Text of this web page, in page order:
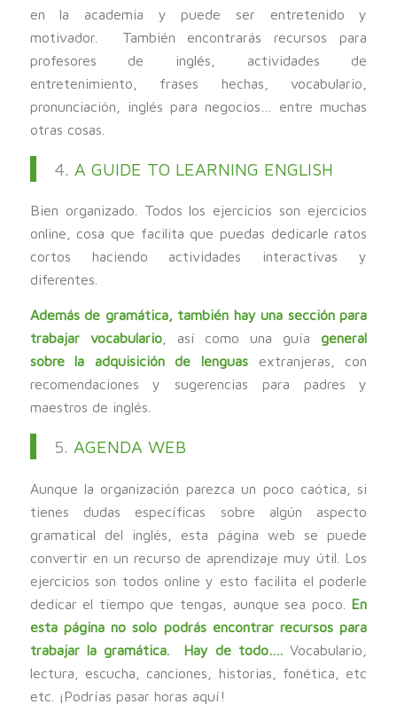
en la academia y puede ser entretenido y
motivador. También encontrarás recursos para
profesores de inglés, actividades de
entretenimiento, frases hechas, vocabulario,
pronunciación, inglés para negocios… entre muchas
otras cosas.
4. A GUIDE TO LEARNING ENGLISH
Bien organizado. Todos los ejercicios son ejercicios
online, cosa que facilita que puedas dedicarle ratos
cortos haciendo actividades interactivas y
diferentes.
Además de gramática, también hay una sección para
trabajar vocabulario, así como una guía general
sobre la adquisición de lenguas extranjeras, con
recomendaciones y sugerencias para padres y
maestros de inglés.
5. AGENDA WEB
Aunque la organización parezca un poco caótica, si
tienes dudas específicas sobre algún aspecto
gramatical del inglés, esta página web se puede
convertir en un recurso de aprendizaje muy útil. Los
ejercicios son todos online y esto facilita el poderle
dedicar el tiempo que tengas, aunque sea poco. En
esta página no solo podrás encontrar recursos para
trabajar la gramática. Hay de todo….Vocabulario,
lectura, escucha, canciones, historias, fonética, etc
etc. ¡Podrías pasar horas aquí!